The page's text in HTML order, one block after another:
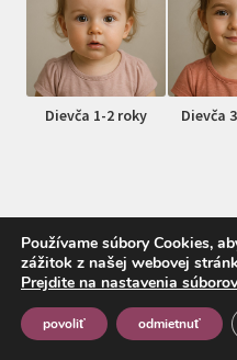
Dievča 1-2 roky Dievča
© MojDrobec.sk 2026
Používame súbory Cookies,
zážitok z našej webovej
Prejdite na nastavenia
povoliť odmietnuť